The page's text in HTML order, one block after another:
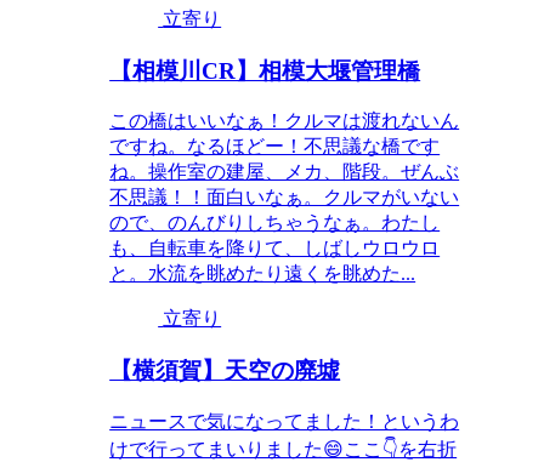
立寄り
【相模川CR】相模大堰管理橋
この橋はいいなぁ！クルマは渡れないん
ですね。なるほどー！不思議な橋です
ね。操作室の建屋、メカ、階段。ぜんぶ
不思議！！面白いなぁ。クルマがいない
ので、のんびりしちゃうなぁ。わたし
も、自転車を降りて、しばしウロウロ
と。水流を眺めたり遠くを眺めた...
立寄り
【横須賀】天空の廃墟
ニュースで気になってました！というわ
けで行ってまいりました😄ここ👇を右折